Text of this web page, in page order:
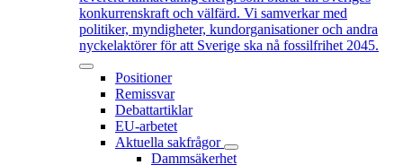
konkurrenskraft och välfärd. Vi samverkar med
politiker, myndigheter, kundorganisationer och andra
nyckelaktörer för att Sverige ska nå fossilfrihet 2045.
Positioner
Remissvar
Debattartiklar
EU-arbetet
Aktuella sakfrågor
Dammsäkerhet